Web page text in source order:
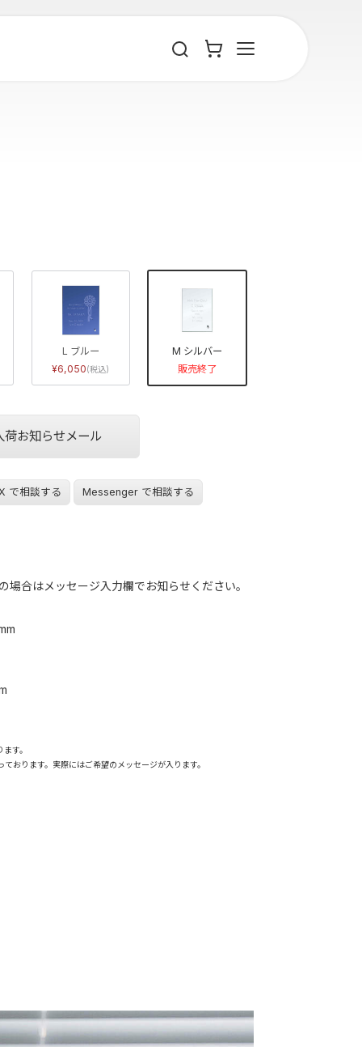
L ブルー
6,050
M シルバー
販売終了
荷お知らせメール
で相談する Messenger で相談する
場合はメッセージ入力欄でお知らせください。
す。
おります。実際にはご希望のメッセージが入ります。